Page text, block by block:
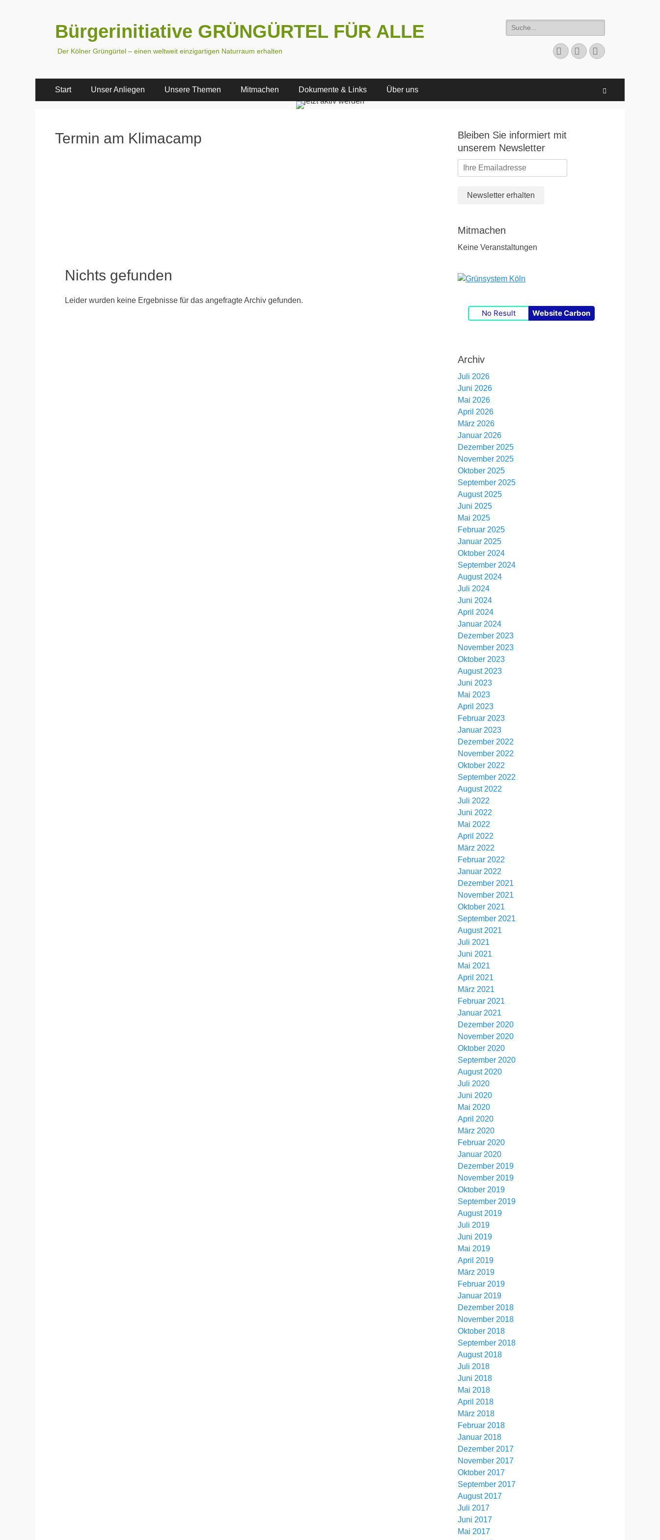
Bürgerinitiative GRÜNGÜRTEL FÜR ALLE
Der Kölner Grüngürtel – einen weltweit einzigartigen Naturraum erhalten
Suchen
nach:
Facebook
E-
Mail
Instagram
Primäres
Menü
Start Unser Anliegen Unsere Themen Mitmachen Dokumente & Links Über uns
Termin am Klimacamp
Nichts gefunden
Leider wurden keine Ergebnisse für das angefragte Archiv gefunden.
Bleiben Sie informiert mit
unserem Newsletter
Mitmachen
Keine Veranstaltungen
No Result Website Carbon
Archiv
Juli 2026
Juni 2026
Mai 2026
April 2026
März 2026
Januar 2026
Dezember 2025
November 2025
Oktober 2025
September 2025
August 2025
Juni 2025
Mai 2025
Februar 2025
Januar 2025
Oktober 2024
September 2024
August 2024
Juli 2024
Juni 2024
April 2024
Januar 2024
Dezember 2023
November 2023
Oktober 2023
August 2023
Juni 2023
Mai 2023
April 2023
Februar 2023
Januar 2023
Dezember 2022
November 2022
Oktober 2022
September 2022
August 2022
Juli 2022
Juni 2022
Mai 2022
April 2022
März 2022
Februar 2022
Januar 2022
Dezember 2021
November 2021
Oktober 2021
September 2021
August 2021
Juli 2021
Juni 2021
Mai 2021
April 2021
März 2021
Februar 2021
Januar 2021
Dezember 2020
November 2020
Oktober 2020
September 2020
August 2020
Juli 2020
Juni 2020
Mai 2020
April 2020
März 2020
Februar 2020
Januar 2020
Dezember 2019
November 2019
Oktober 2019
September 2019
August 2019
Juli 2019
Juni 2019
Mai 2019
April 2019
März 2019
Februar 2019
Januar 2019
Dezember 2018
November 2018
Oktober 2018
September 2018
August 2018
Juli 2018
Juni 2018
Mai 2018
April 2018
März 2018
Februar 2018
Januar 2018
Dezember 2017
November 2017
Oktober 2017
September 2017
August 2017
Juli 2017
Juni 2017
Mai 2017